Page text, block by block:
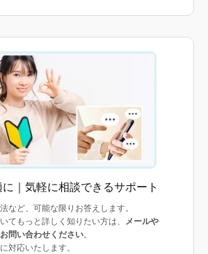
｜気軽に相談できるサポート
など、可能な限りお答えします。
てもっと詳しく知りたい方は、 メールや
問い合わせください。
対応いたします。